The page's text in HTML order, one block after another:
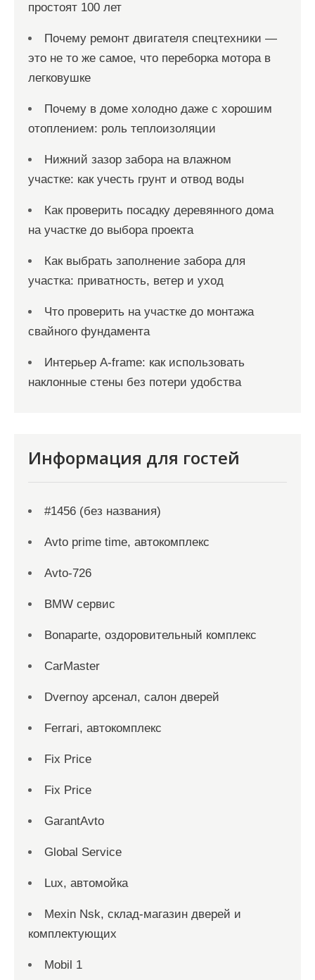
простоят 100 лет
Почему ремонт двигателя спецтехники —
это не то же самое, что переборка мотора в
легковушке
Почему в доме холодно даже с хорошим
отоплением: роль теплоизоляции
Нижний зазор забора на влажном
участке: как учесть грунт и отвод воды
Как проверить посадку деревянного дома
на участке до выбора проекта
Как выбрать заполнение забора для
участка: приватность, ветер и уход
Что проверить на участке до монтажа
свайного фундамента
Интерьер A-frame: как использовать
наклонные стены без потери удобства
Информация для гостей
#1456 (без названия)
Avto prime time, автокомплекс
Avto-726
BMW сервис
Bonaparte, оздоровительный комплекс
CarMaster
Dvernoy арсенал, салон дверей
Ferrari, автокомплекс
Fix Price
Fix Price
GarantAvto
Global Service
Lux, автомойка
Mexin Nsk, склад-магазин дверей и
комплектующих
Mobil 1